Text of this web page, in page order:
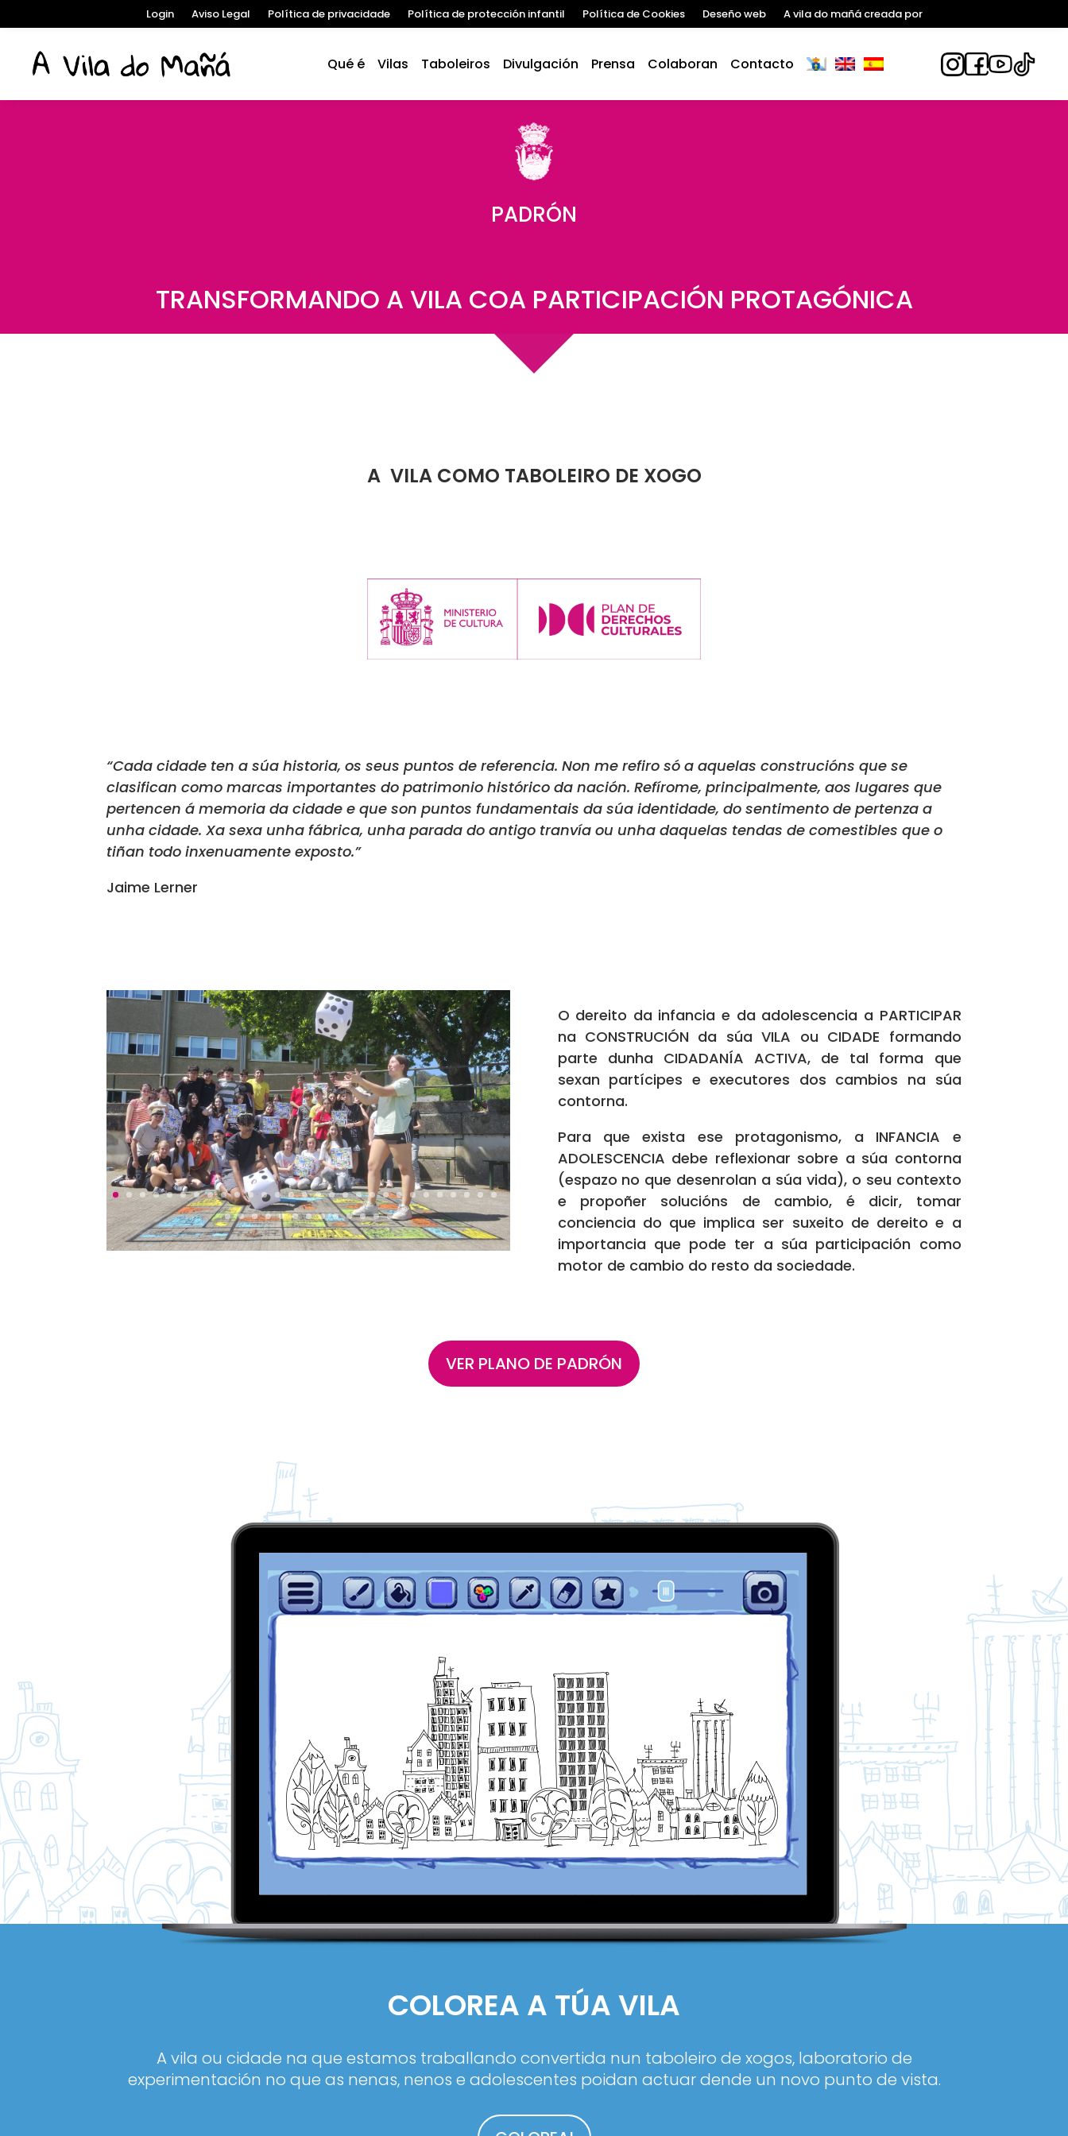
Login Aviso Legal Política de privacidade Política de protección infantil Política de Cookies Deseño web A vila do mañá creada por
Qué é Vilas Taboleiros Divulgación Prensa Colaboran Contacto
PADRÓN
TRANSFORMANDO A VILA COA PARTICIPACIÓN PROTAGÓNICA
A VILA COMO TABOLEIRO DE XOGO
“Cada cidade ten a súa historia, os seus puntos de referencia. Non me refiro só a aquelas construcións que se
clasifican como marcas importantes do patrimonio histórico da nación. Refírome, principalmente, aos lugares que
pertencen á memoria da cidade e que son puntos fundamentais da súa identidade, do sentimento de pertenza a
unha cidade. Xa sexa unha fábrica, unha parada do antigo tranvía ou unha daquelas tendas de comestibles que o
tiñan todo inxenuamente exposto.”
Jaime Lerner
O dereito da infancia e da adolescencia a PARTICIPAR
na CONSTRUCIÓN da súa VILA ou CIDADE formando
parte dunha CIDADANÍA ACTIVA, de tal forma que
sexan partícipes e executores dos cambios na súa
contorna.
Para que exista ese protagonismo, a INFANCIA e
ADOLESCENCIA debe reflexionar sobre a súa contorna
(espazo no que desenrolan a súa vida), o seu contexto
e propoñer solucións de cambio, é dicir, tomar
conciencia do que implica ser suxeito de dereito e a
importancia que pode ter a súa participación como
motor de cambio do resto da sociedade.
VER PLANO DE PADRÓN
COLOREA A TÚA VILA
A vila ou cidade na que estamos traballando convertida nun taboleiro de xogos, laboratorio de
experimentación no que as nenas, nenos e adolescentes poidan actuar dende un novo punto de vista.